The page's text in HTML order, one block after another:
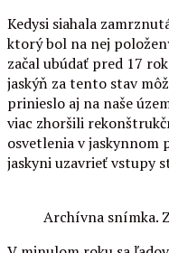
Kedysi siahala
ktorý bol na nej
začal ubúdať pred 17
jaskýň za tento stav
prinieslo aj na naše
viac zhoršili
osvetlenia v jaskynnom
jaskyni uzavrieť vstupy
Archívna snímka.